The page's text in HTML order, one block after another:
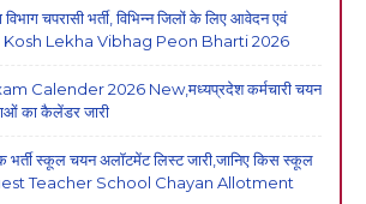
चपरासी भर्ती, विभिन्न जिलों के लिए आवेदन एवं
Kosh Lekha Vibhag Peon Bharti 2026
Calender 2026 New,मध्यप्रदेश कर्मचारी चयन
का कैलेंडर जारी
भर्ती स्कूल चयन अलॉटमेंट लिस्ट जारी,जानिए किस स्कूल
Teacher School Chayan Allotment